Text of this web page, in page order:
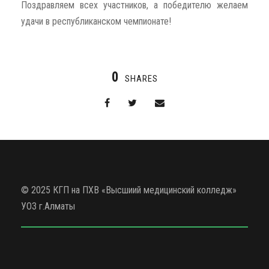
Поздравляем всех участников, а победителю желаем
удачи в республиканском чемпионате!
0 SHARES
© 2025 КГП на ПХВ «Высшиий медицинский колледж»
УОЗ г.Алматы